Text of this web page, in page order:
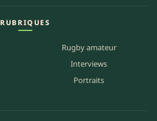
RUBRIQUES
Rugby amateur
Interviews
Portraits